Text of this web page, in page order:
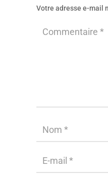
Votre adresse e-mail